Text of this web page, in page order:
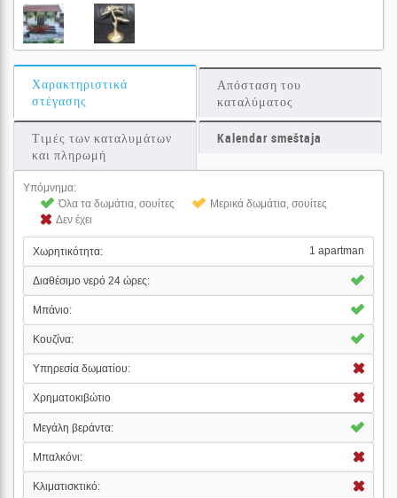
Χαρακτηριστικά
στέγασης
Απόσταση του
καταλύματος
Τιμές των καταλυμάτων
και πληρωμή
Kalendar smeštaja
Υπόμνημα:
Όλα τα δωμάτια, σουίτες
Μερικά δωμάτια, σουίτες
Δεν έχει
Χωρητικότητα: 1 apartman
Διαθέσιμο νερό 24 ώρες:
Μπάνιο:
Κουζίνα:
Υπηρεσία δωματίου:
Χρηματοκιβώτιο
Μεγάλη βεράντα:
Μπαλκόνι:
Κλιματισκτικό: